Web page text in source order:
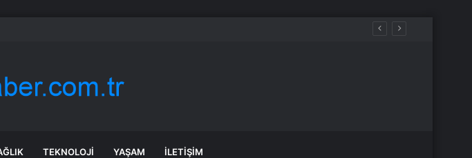
evinde ölü bulundu!
TEKNOLOJI YAŞAM İLETIŞIM